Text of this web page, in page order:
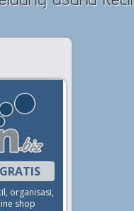
GRATIS
organisasi,
shop